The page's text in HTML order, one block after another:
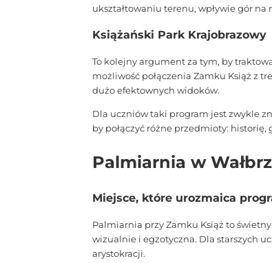
ukształtowaniu terenu, wpływie gór
Książański Park Krajobrazowy
To kolejny argument za tym, by
możliwość połączenia Zamku Książ z
dużo efektownych widoków.
Dla uczniów taki program jest zwykle
by połączyć różne przedmioty:
Palmiarnia w
Miejsce, które urozmaica
Palmiarnia przy Zamku Książ to
wizualnie i egzotyczna. Dla starszych
arystokracji.